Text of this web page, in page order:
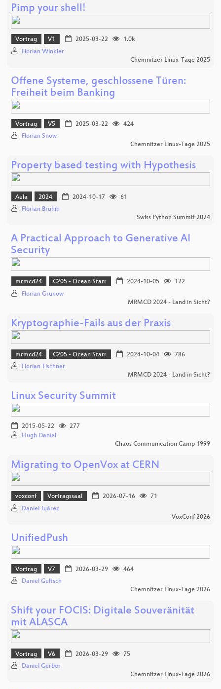
Pimp your shell!
Vortrag V1 2025-03-22
1.0k
Florian Winkler
Chemnitzer Linux-Tage 2025
Offene Systeme, geschlossene Türen:
Freiheit beim Banking
Vortrag V5 2025-03-22
424
Florian Snow
Chemnitzer Linux-Tage 2025
Property based testing with Hypothesis
Aula 2024 2024-10-17
61
Florian Bruhin
Swiss Python Summit 2024
A Practical Approach to Generative AI
Security
mrmcd24 C205 - Ocean Starr 2024-10-05
122
Florian Grunow
MRMCD 2024 - Land in Sicht?
Kryptographie-Fails aus der Praxis
mrmcd24 C205 - Ocean Starr 2024-10-04
786
Florian Tischner
MRMCD 2024 - Land in Sicht?
Linux Security Summit
2015-05-22
277
Hugh Daniel
Chaos Communication Camp 1999
Migrating to OpenVox at CERN
voxconf Vortragssaal 2026-07-16
71
Daniel Juárez
VoxConf 2026
UnifiedPush
Vortrag V7 2026-03-29
464
Daniel Gultsch
Chemnitzer Linux-Tage 2026
Shift your FOCIS: Digitale Souveränität
mit ALASCA
Vortrag V6 2026-03-29
75
Daniel Gerber
Chemnitzer Linux-Tage 2026